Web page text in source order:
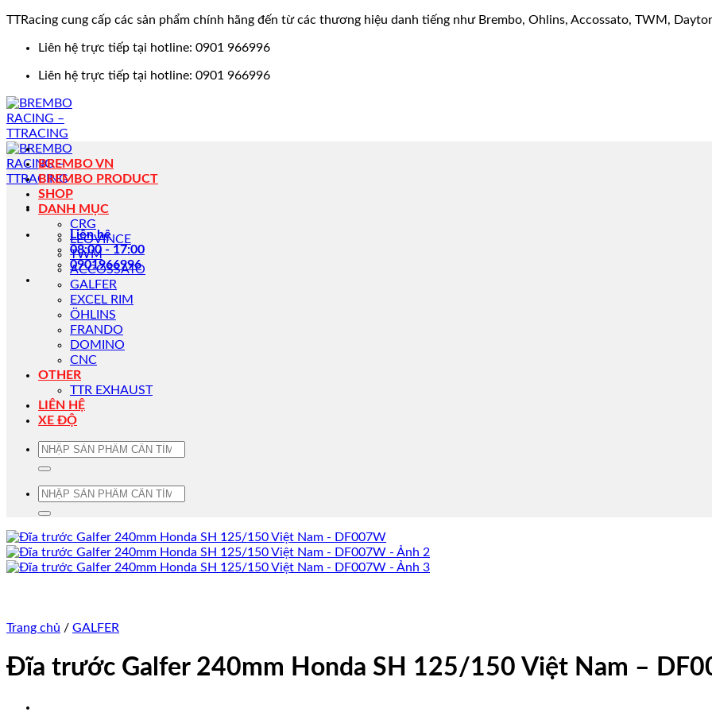
TTRacing cung cấp các sản phẩm chính hãng đến từ các thương hiệu danh tiếng như Brembo, Ohlins, Accossato, TWM,
Liên hệ trực tiếp tại hotline: 0901 966996
Liên hệ trực tiếp tại hotline: 0901 966996
Liên hệ
08:00 - 17:00
0901966996
BREMBO VN
BREMBO PRODUCT
SHOP
DANH MỤC
CRG
LEOVINCE
TWM
ACCOSSATO
GALFER
EXCEL RIM
ÖHLINS
FRANDO
DOMINO
CNC
OTHER
TTR EXHAUST
LIÊN HỆ
XE ĐỘ
Tìm
Tìm
Trang chủ / GALFER
Đĩa trước Galfer 240mm Honda SH 125/150 Việt Nam –